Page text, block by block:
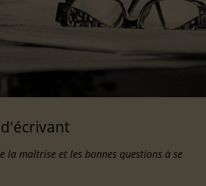
la maîtrise et les bonnes questions à se